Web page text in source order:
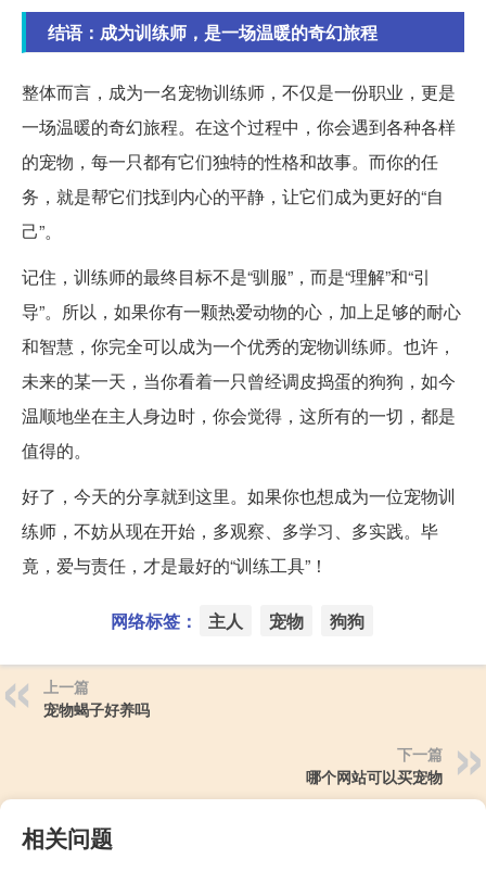
结语：成为训练师，是一场温暖的奇幻旅程
整体而言，成为一名宠物训练师，不仅是一份职业，更是
一场温暖的奇幻旅程。在这个过程中，你会遇到各种各样
的宠物，每一只都有它们独特的性格和故事。而你的任
务，就是帮它们找到内心的平静，让它们成为更好的“自
己”。
记住，训练师的最终目标不是“驯服”，而是“理解”和“引
导”。所以，如果你有一颗热爱动物的心，加上足够的耐心
和智慧，你完全可以成为一个优秀的宠物训练师。也许，
未来的某一天，当你看着一只曾经调皮捣蛋的狗狗，如今
温顺地坐在主人身边时，你会觉得，这所有的一切，都是
值得的。
好了，今天的分享就到这里。如果你也想成为一位宠物训
练师，不妨从现在开始，多观察、多学习、多实践。毕
竟，爱与责任，才是最好的“训练工具”！
网络标签： 主人 宠物 狗狗
上一篇
宠物蝎子好养吗
下一篇
哪个网站可以买宠物
相关问题